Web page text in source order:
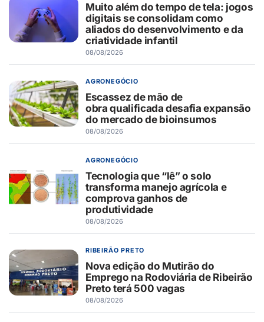
Muito além do tempo de tela: jogos
digitais se consolidam como
aliados do desenvolvimento e da
criatividade infantil
08/08/2026
AGRONEGÓCIO
Escassez de mão de
obra qualificada desafia expansão
do mercado de bioinsumos
08/08/2026
AGRONEGÓCIO
Tecnologia que “lê” o solo
transforma manejo agrícola e
comprova ganhos de
produtividade
08/08/2026
RIBEIRÃO PRETO
Nova edição do Mutirão do
Emprego na Rodoviária de Ribeirão
Preto terá 500 vagas
08/08/2026